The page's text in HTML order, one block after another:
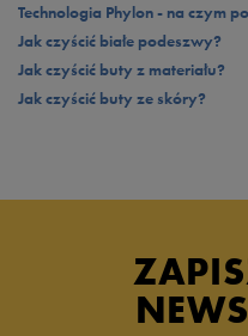
Technologia Phylon - na czym
Jak czyścić białe podeszwy?
Jak czyścić buty z materiału?
Jak czyścić buty ze skóry?